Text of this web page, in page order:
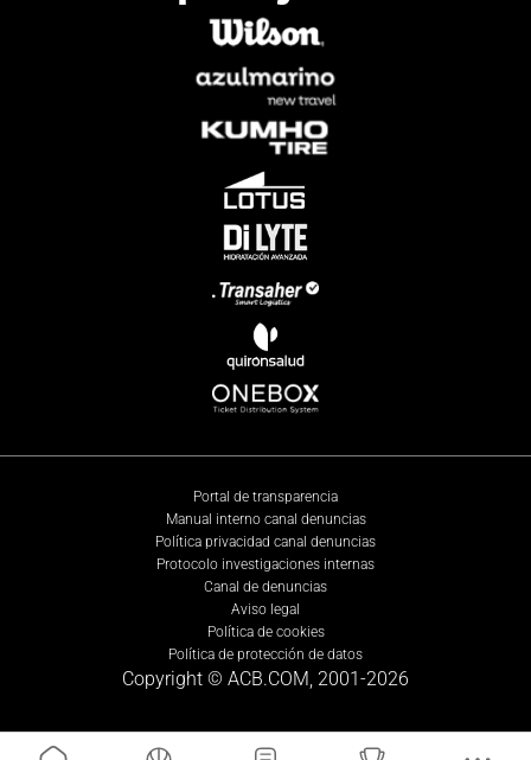
Portal de transparencia
Manual interno canal denuncias
Política privacidad canal denuncias
Protocolo investigaciones internas
Canal de denuncias
Aviso legal
Política de cookies
Política de protección de datos
Copyright © ACB.COM, 2001-2026